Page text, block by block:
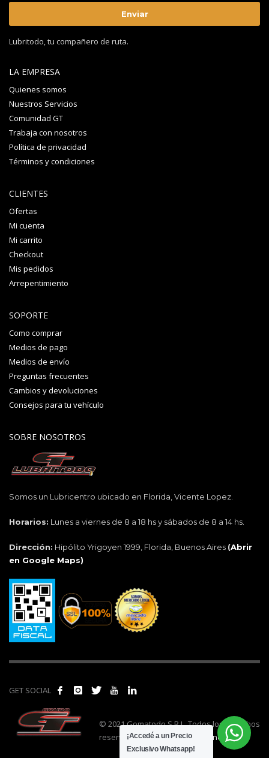
Lubritodo, tu compañero de ruta.
LA EMPRESA
Quienes somos
Nuestros Servicios
Comunidad GT
Trabaja con nosotros
Política de privacidad
Términos y condiciones
CLIENTES
Ofertas
Mi cuenta
Mi carrito
Checkout
Mis pedidos
Arrepentimiento
SOPORTE
Como comprar
Medios de pago
Medios de envío
Preguntas frecuentes
Cambios y devoluciones
Consejos para tu vehículo
SOBRE NOSOTROS
Somos un Lubricentro ubicado en Florida, Vicente Lopez.
Horarios: Lunes a viernes de 8 a 18 hs y sábados de 8 a 14 hs.
Dirección: Hipólito Yrigoyen 1999, Florida, Buenos Aires (Abrir
en Google Maps)
GET SOCIAL
© 2021 Gomatodo S.R.L. Todos los derechos
reservados. | Realizado por
cónclave.
¡Accedé a un Precio
Exclusivo Whatsapp!